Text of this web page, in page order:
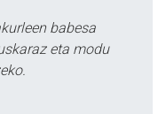
babesa
eta modu